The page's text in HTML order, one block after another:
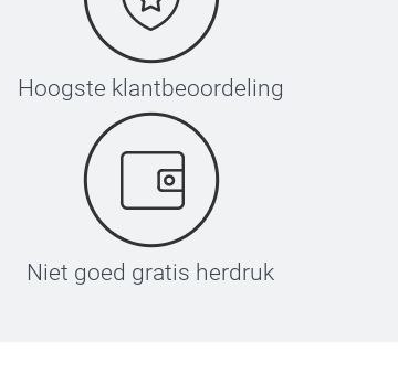
Hoogste klantbeoordeling
Niet goed gratis herdruk